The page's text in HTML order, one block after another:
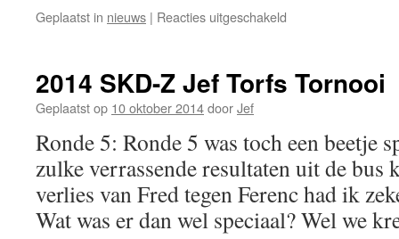
Geplaatst in nieuws | Reacties uitgeschakeld
2014 SKD-Z Jef Torfs Tornooi
Geplaatst op 10 oktober 2014doorJef
Ronde 5: Ronde 5 was toch een beetje
zulke verrassende resultaten uit de
verlies van Fred tegen Ferenc had ik
Wat was er dan wel speciaal? Wel we